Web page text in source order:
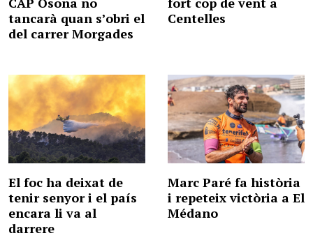
tancarà quan s’obri el
del carrer Morgades
Centelles
El foc ha deixat de
tenir senyor i el país
encara li va al
darrere
Marc Paré fa història
i repeteix victòria a El
Médano